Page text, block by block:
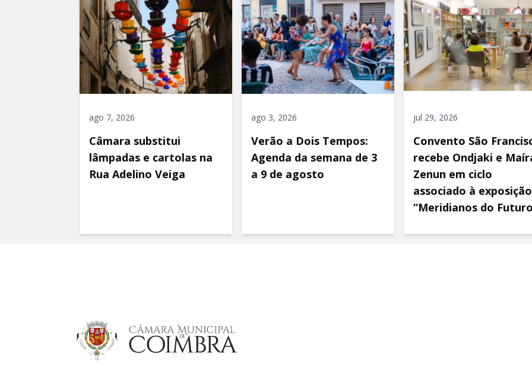
ago 7, 2026
Câmara substitui
lâmpadas e cartolas na
Rua Adelino Veiga
ago 3, 2026
Verão a Dois Tempos:
Agenda da semana de 3
a 9 de agosto
jul 29, 2026
Convento São
recebe Ondjaki e
Zenun em ciclo
associado à exposição
“Meridianos do